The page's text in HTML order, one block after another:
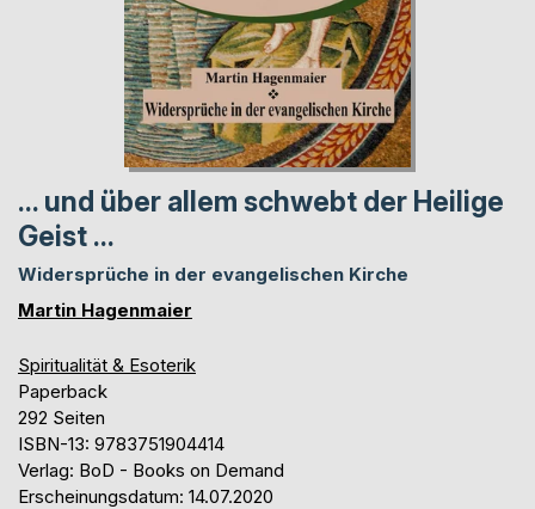
... und über allem schwebt der Heilige
Geist ...
Widersprüche in der evangelischen Kirche
Martin Hagenmaier
Spiritualität & Esoterik
Paperback
292 Seiten
ISBN-13: 9783751904414
Verlag: BoD - Books on Demand
Erscheinungsdatum: 14.07.2020